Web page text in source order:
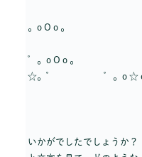
。o O o
゜。o O o 。 。o
☆。゜ ゜。o ☆
いかがでしたでしょうか